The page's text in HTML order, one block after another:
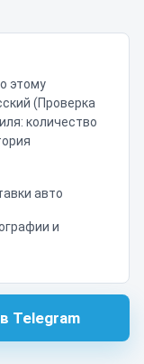
этому
(Проверка
количество
авто
и
Telegram